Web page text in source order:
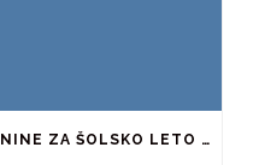
OBVESTILO O VIŠINI OSKRBNINE ZA ŠOLSKO LETO 2026/2027